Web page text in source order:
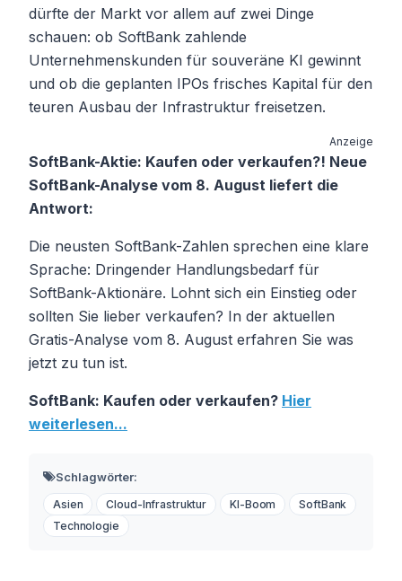
dürfte der Markt vor allem auf zwei Dinge
schauen: ob SoftBank zahlende
Unternehmenskunden für souveräne KI gewinnt
und ob die geplanten IPOs frisches Kapital für den
teuren Ausbau der Infrastruktur freisetzen.
Anzeige
SoftBank-Aktie: Kaufen oder verkaufen?! Neue
SoftBank-Analyse vom 8. August liefert die
Antwort:
Die neusten SoftBank-Zahlen sprechen eine klare
Sprache: Dringender Handlungsbedarf für
SoftBank-Aktionäre. Lohnt sich ein Einstieg oder
sollten Sie lieber verkaufen? In der aktuellen
Gratis-Analyse vom 8. August erfahren Sie was
jetzt zu tun ist.
SoftBank: Kaufen oder verkaufen? Hier
weiterlesen...
Schlagwörter:
Asien Cloud-Infrastruktur KI-Boom
SoftBank
Technologie